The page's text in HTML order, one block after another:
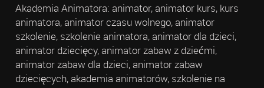
Akademia Animatora: animator, animator kurs, kurs
animatora, animator czasu wolnego, animator
szkolenie, szkolenie animatora, animator dla dzieci,
animator dziecięcy, animator zabaw z dziećmi,
animator zabaw dla dzieci, animator zabaw
dziecięcych, akademia animatorów, szkolenie na